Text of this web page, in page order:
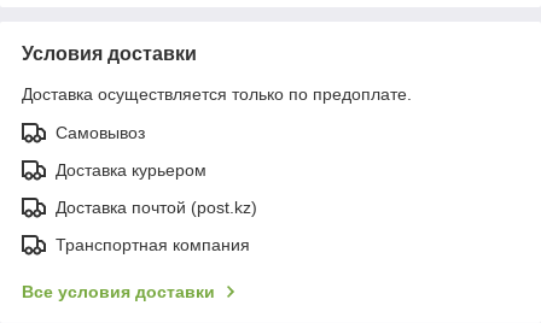
Условия доставки
Доставка осуществляется только по предоплате.
Самовывоз
Доставка курьером
Доставка почтой (post.kz)
Транспортная компания
Все условия доставки